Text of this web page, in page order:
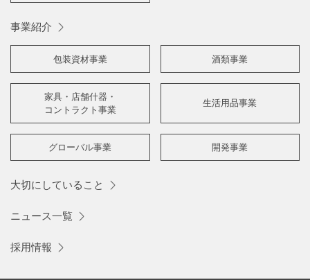
事業紹介
包装資材事業 酒類事業
家具・店舗什器・
コントラクト事業
生活用品事業
グローバル事業 開発事業
大切にしていること
ニュース一覧
採用情報